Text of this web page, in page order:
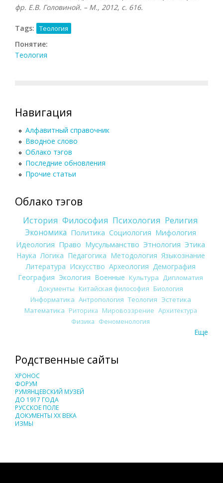
фр. Е.В. Головиной. – М., 2012, с. 616.
Tags: Теология
Понятие:
Теология
Навигация
Алфавитный справочник
Вводное слово
Облако тэгов
Последние обновления
Прочие статьи
Облако тэгов
История Философия Психология Религия
Экономика Политика Социология Мифология
Идеология Право Мусульманство Этнология Этика
Наука Логика Педагогика Методология Языкознание
Литература Искусство Археология Демография
География Экология Военные Культура
Дипломатия
Документы Китайская философия Биология
Информатика Антропология Теология Эстетика
Математика Риторика Мировоззрение Архитектура
Физика Феноменология
Еще
Родственные сайты
ХРОНОС
ФОРУМ
РУМЯНЦЕВСКИЙ МУЗЕЙ
ДО 1917 ГОДА
РУССКОЕ ПОЛЕ
ДОКУМЕНТЫ XX ВЕКА
ИЗМЫ